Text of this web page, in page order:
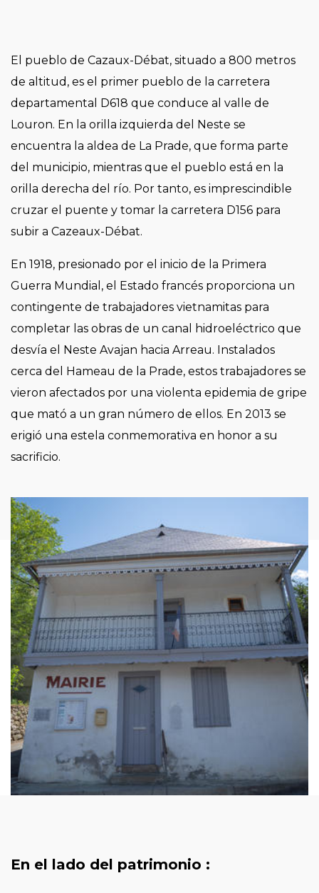
El pueblo de Cazaux-Débat, situado a 800 metros
de altitud, es el primer pueblo de la carretera
departamental D618 que conduce al valle de
Louron. En la orilla izquierda del Neste se
encuentra la aldea de La Prade, que forma parte
del municipio, mientras que el pueblo está en la
orilla derecha del río. Por tanto, es imprescindible
cruzar el puente y tomar la carretera D156 para
subir a Cazeaux-Débat.
En 1918, presionado por el inicio de la Primera
Guerra Mundial, el Estado francés proporciona un
contingente de trabajadores vietnamitas para
completar las obras de un canal hidroeléctrico que
desvía el Neste Avajan hacia Arreau. Instalados
cerca del Hameau de la Prade, estos trabajadores se
vieron afectados por una violenta epidemia de gripe
que mató a un gran número de ellos. En 2013 se
erigió una estela conmemorativa en honor a su
sacrificio.
Imagen
En el lado del patrimonio :